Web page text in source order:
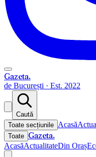
Gazeta.
de București · Est. 2022
Caută
Toate secțiunile Acasă
Toate Gazeta.
AcasăActualitateDin Oraș